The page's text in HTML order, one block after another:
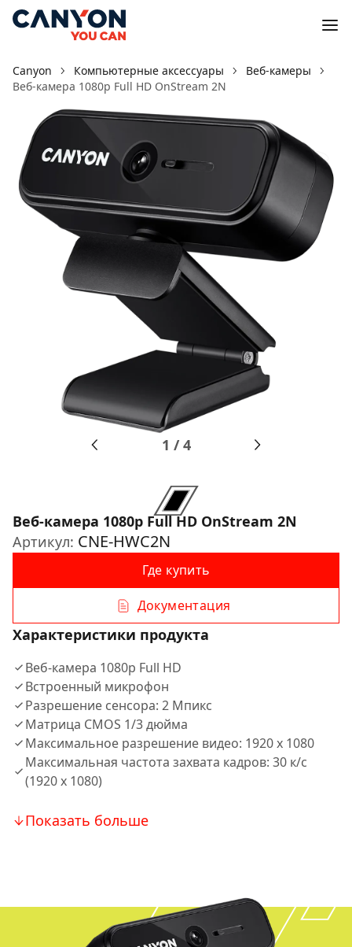
Canyon Компьютерные аксессуары
Веб-камеры
Веб-камера 1080p Full HD OnStream 2N
1 /4
Веб-камера 1080p Full HD OnStream 2N
Артикул: CNE-HWC2N
Где купить
Документация
Характеристики продукта
Веб-камера 1080p Full HD
Встроенный микрофон
Разрешение сенсора: 2 Мпикс
Матрица CMOS 1/3 дюйма
Максимальное разрешение видео: 1920 x 1080
Максимальная частота захвата кадров: 30 к/с
(1920 x 1080)
Показать больше